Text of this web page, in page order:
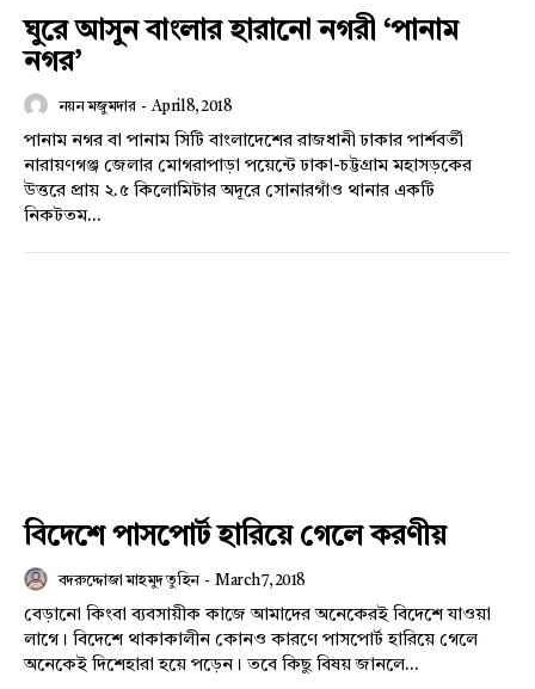
ঘুরে আসুন বাংলার হারানো নগরী ‘পানাম
নগর’
নয়ন মজুমদার - April 8, 2018
পানাম নগর বা পানাম সিটি বাংলাদেশের রাজধানী ঢাকার পার্শবর্তী
নারায়ণগঞ্জ জেলার মোগরাপাড়া পয়েন্টে ঢাকা-চট্টগ্রাম মহাসড়কের
উত্তরে প্রায় ২.৫ কিলোমিটার অদূরে সোনারগাঁও থানার একটি
নিকটতম...
বিদেশে পাসপোর্ট হারিয়ে গেলে করণীয়
বদরুদ্দোজা মাহমুদ তুহিন - March 7, 2018
বেড়ানো কিংবা ব্যবসায়ীক কাজে আমাদের অনেকেরই বিদেশে যাওয়া
লাগে। বিদেশে থাকাকালীন কোনও কারণে পাসপোর্ট হারিয়ে গেলে
অনেকেই দিশেহারা হয়ে পড়েন। তবে কিছু বিষয় জানলে...